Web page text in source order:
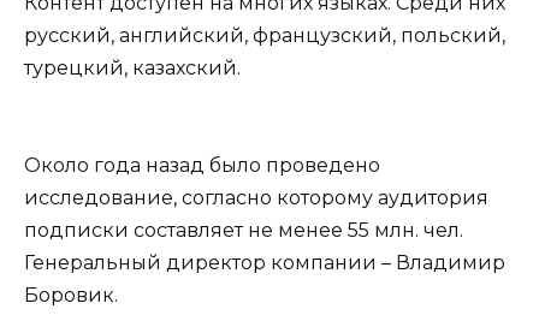
русский, английский, французский, польский,
турецкий, казахский.
Около года назад было проведено
исследование, согласно которому аудитория
подписки составляет не менее 55 млн. чел.
Генеральный директор компании – Владимир
Боровик.